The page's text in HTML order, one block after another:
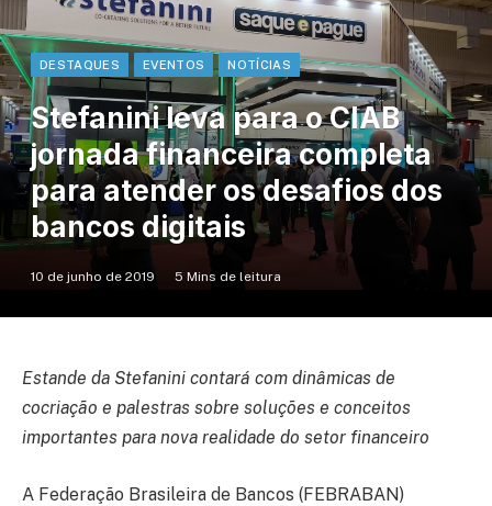
DESTAQUES EVENTOS NOTÍCIAS
Stefanini leva para o CIAB
jornada financeira completa
para atender os desafios dos
bancos digitais
10 de junho de 2019 5 Mins de leitura
Estande da Stefanini contará com dinâmicas de
cocriação e palestras sobre soluções e conceitos
importantes para nova realidade do setor financeiro
A Federação Brasileira de Bancos (FEBRABAN)